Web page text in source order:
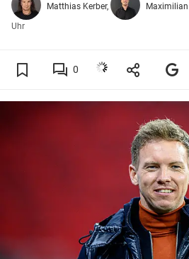
Matthias Kerber,
Uhr
0